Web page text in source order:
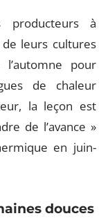
producteurs à
leurs cultures
pour
de chaleur
la leçon est
de l’avance »
en juin-
douces